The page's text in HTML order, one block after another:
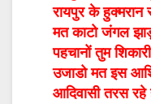
रायपुर के हुक्मरान
मत काटो जंगल
पहचानों तुम
उजाडो मत इस
आदिवासी तरस